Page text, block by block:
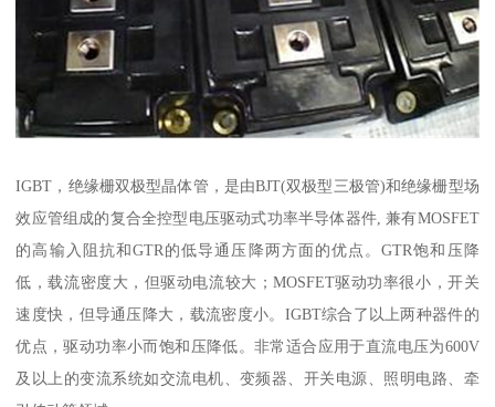
IGBT，绝缘栅双极型晶体管，是由BJT(双极型三极管)和绝缘栅型场
效应管组成的复合全控型电压驱动式功率半导体器件, 兼有MOSFET
的高输入阻抗和GTR的低导通压降两方面的优点。GTR饱和压降
低，载流密度大，但驱动电流较大；MOSFET驱动功率很小，开关
速度快，但导通压降大，载流密度小。IGBT综合了以上两种器件的
优点，驱动功率小而饱和压降低。非常适合应用于直流电压为600V
及以上的变流系统如交流电机、变频器、开关电源、照明电路、牵